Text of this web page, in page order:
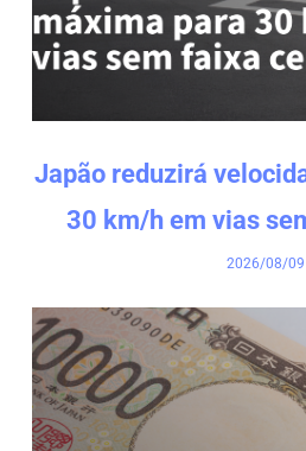
Japão reduzirá
30 km/h em vias
2026/08/09